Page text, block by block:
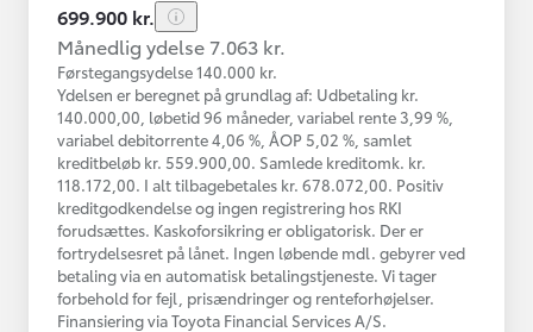
699.900 kr.
Månedlig ydelse 7.063 kr.
Førstegangsydelse 140.000 kr.
Ydelsen er beregnet på grundlag af: Udbetaling kr.
140.000,00, løbetid 96 måneder, variabel rente 3,99 %,
variabel debitorrente 4,06 %, ÅOP 5,02 %, samlet
kreditbeløb kr. 559.900,00. Samlede kreditomk. kr.
118.172,00. I alt tilbagebetales kr. 678.072,00. Positiv
kreditgodkendelse og ingen registrering hos RKI
forudsættes. Kaskoforsikring er obligatorisk. Der er
fortrydelsesret på lånet. Ingen løbende mdl. gebyrer ved
betaling via en automatisk betalingstjeneste. Vi tager
forbehold for fejl, prisændringer og renteforhøjelser.
Finansiering via Toyota Financial Services A/S.